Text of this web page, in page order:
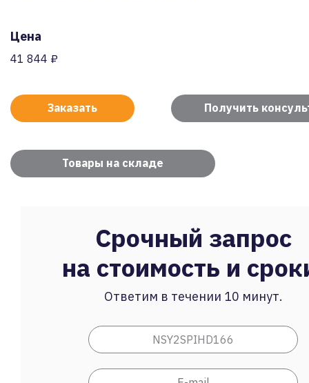
Цена
41 844 ₽
Заказать Получить
Товары на складе
Срочный запрос
на стоимость и
Ответим в течении 10 минут.